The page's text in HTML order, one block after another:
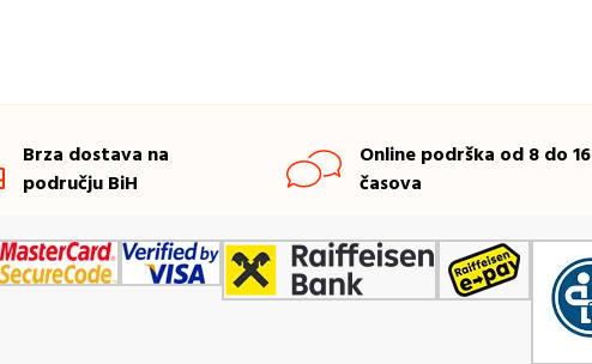
Brza dostava na
području BiH
Online podrška od 8 do 16
časova